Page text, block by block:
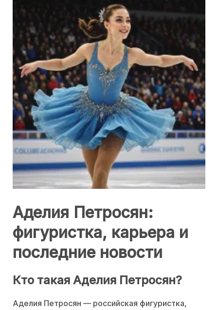
Аделия Петросян:
фигуристка, карьера и
последние новости
Кто такая Аделия Петросян?
Аделия Петросян — российская фигуристка,